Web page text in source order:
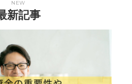
NEW
新記事